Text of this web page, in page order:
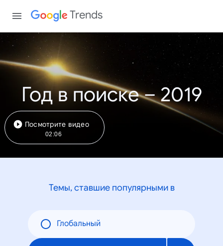
Trends
Год в поиске – 2019
Посмотрите видео
02:06
Темы, ставшие популярными в
Глобальный